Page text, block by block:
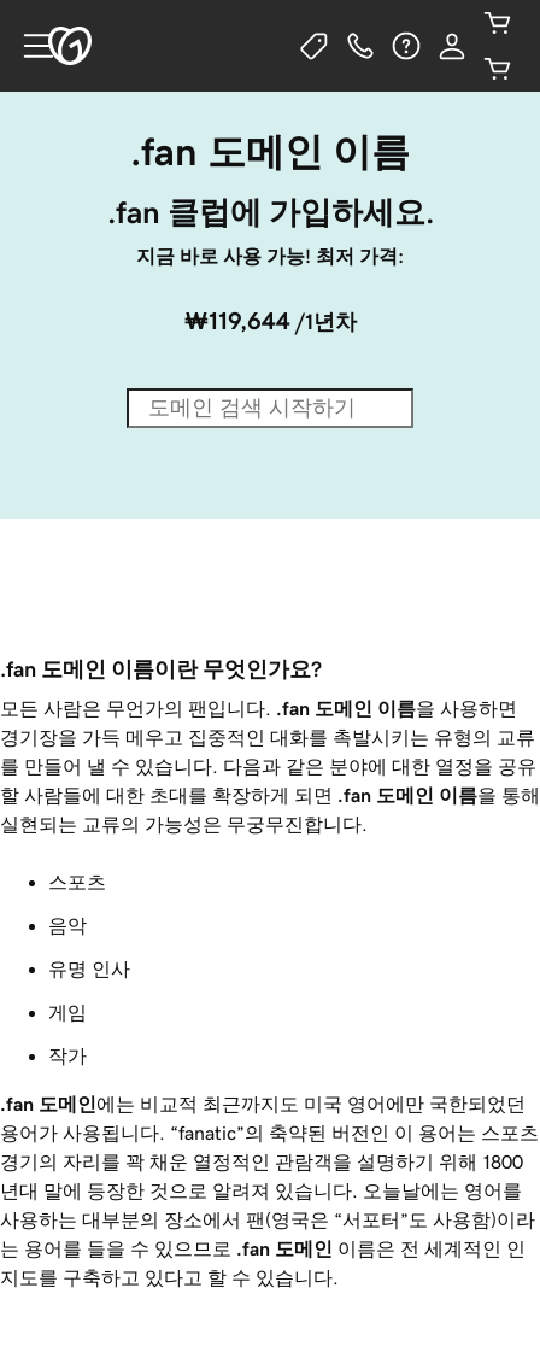
.fan 도메인 이름
.fan 클럽에 가입하세요.
지금 바로 사용 가능! 최저 가격:
₩119,644 /1년차
.fan 도메인 이름이란 무엇인가요?
모든 사람은 무언가의 팬입니다. .fan 도메인 이름을 사용하면
경기장을 가득 메우고 집중적인 대화를 촉발시키는 유형의 교류
를 만들어 낼 수 있습니다. 다음과 같은 분야에 대한 열정을 공유
할 사람들에 대한 초대를 확장하게 되면 .fan 도메인 이름을 통해
실현되는 교류의 가능성은 무궁무진합니다.
스포츠
음악
유명 인사
게임
작가
.fan 도메인 에는 비교적 최근까지도 미국 영어에만 국한되었던
용어가 사용됩니다. “fanatic”의 축약된 버전인 이 용어는 스포츠
경기의 자리를 꽉 채운 열정적인 관람객을 설명하기 위해 1800
년대 말에 등장한 것으로 알려져 있습니다. 오늘날에는 영어를
사용하는 대부분의 장소에서 팬(영국은 “서포터”도 사용함)이라
는 용어를 들을 수 있으므로 .fan 도메인
이름은 전 세계적인 인
지도를 구축하고 있다고 할 수 있습니다.